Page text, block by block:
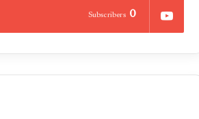
0
Subscribers